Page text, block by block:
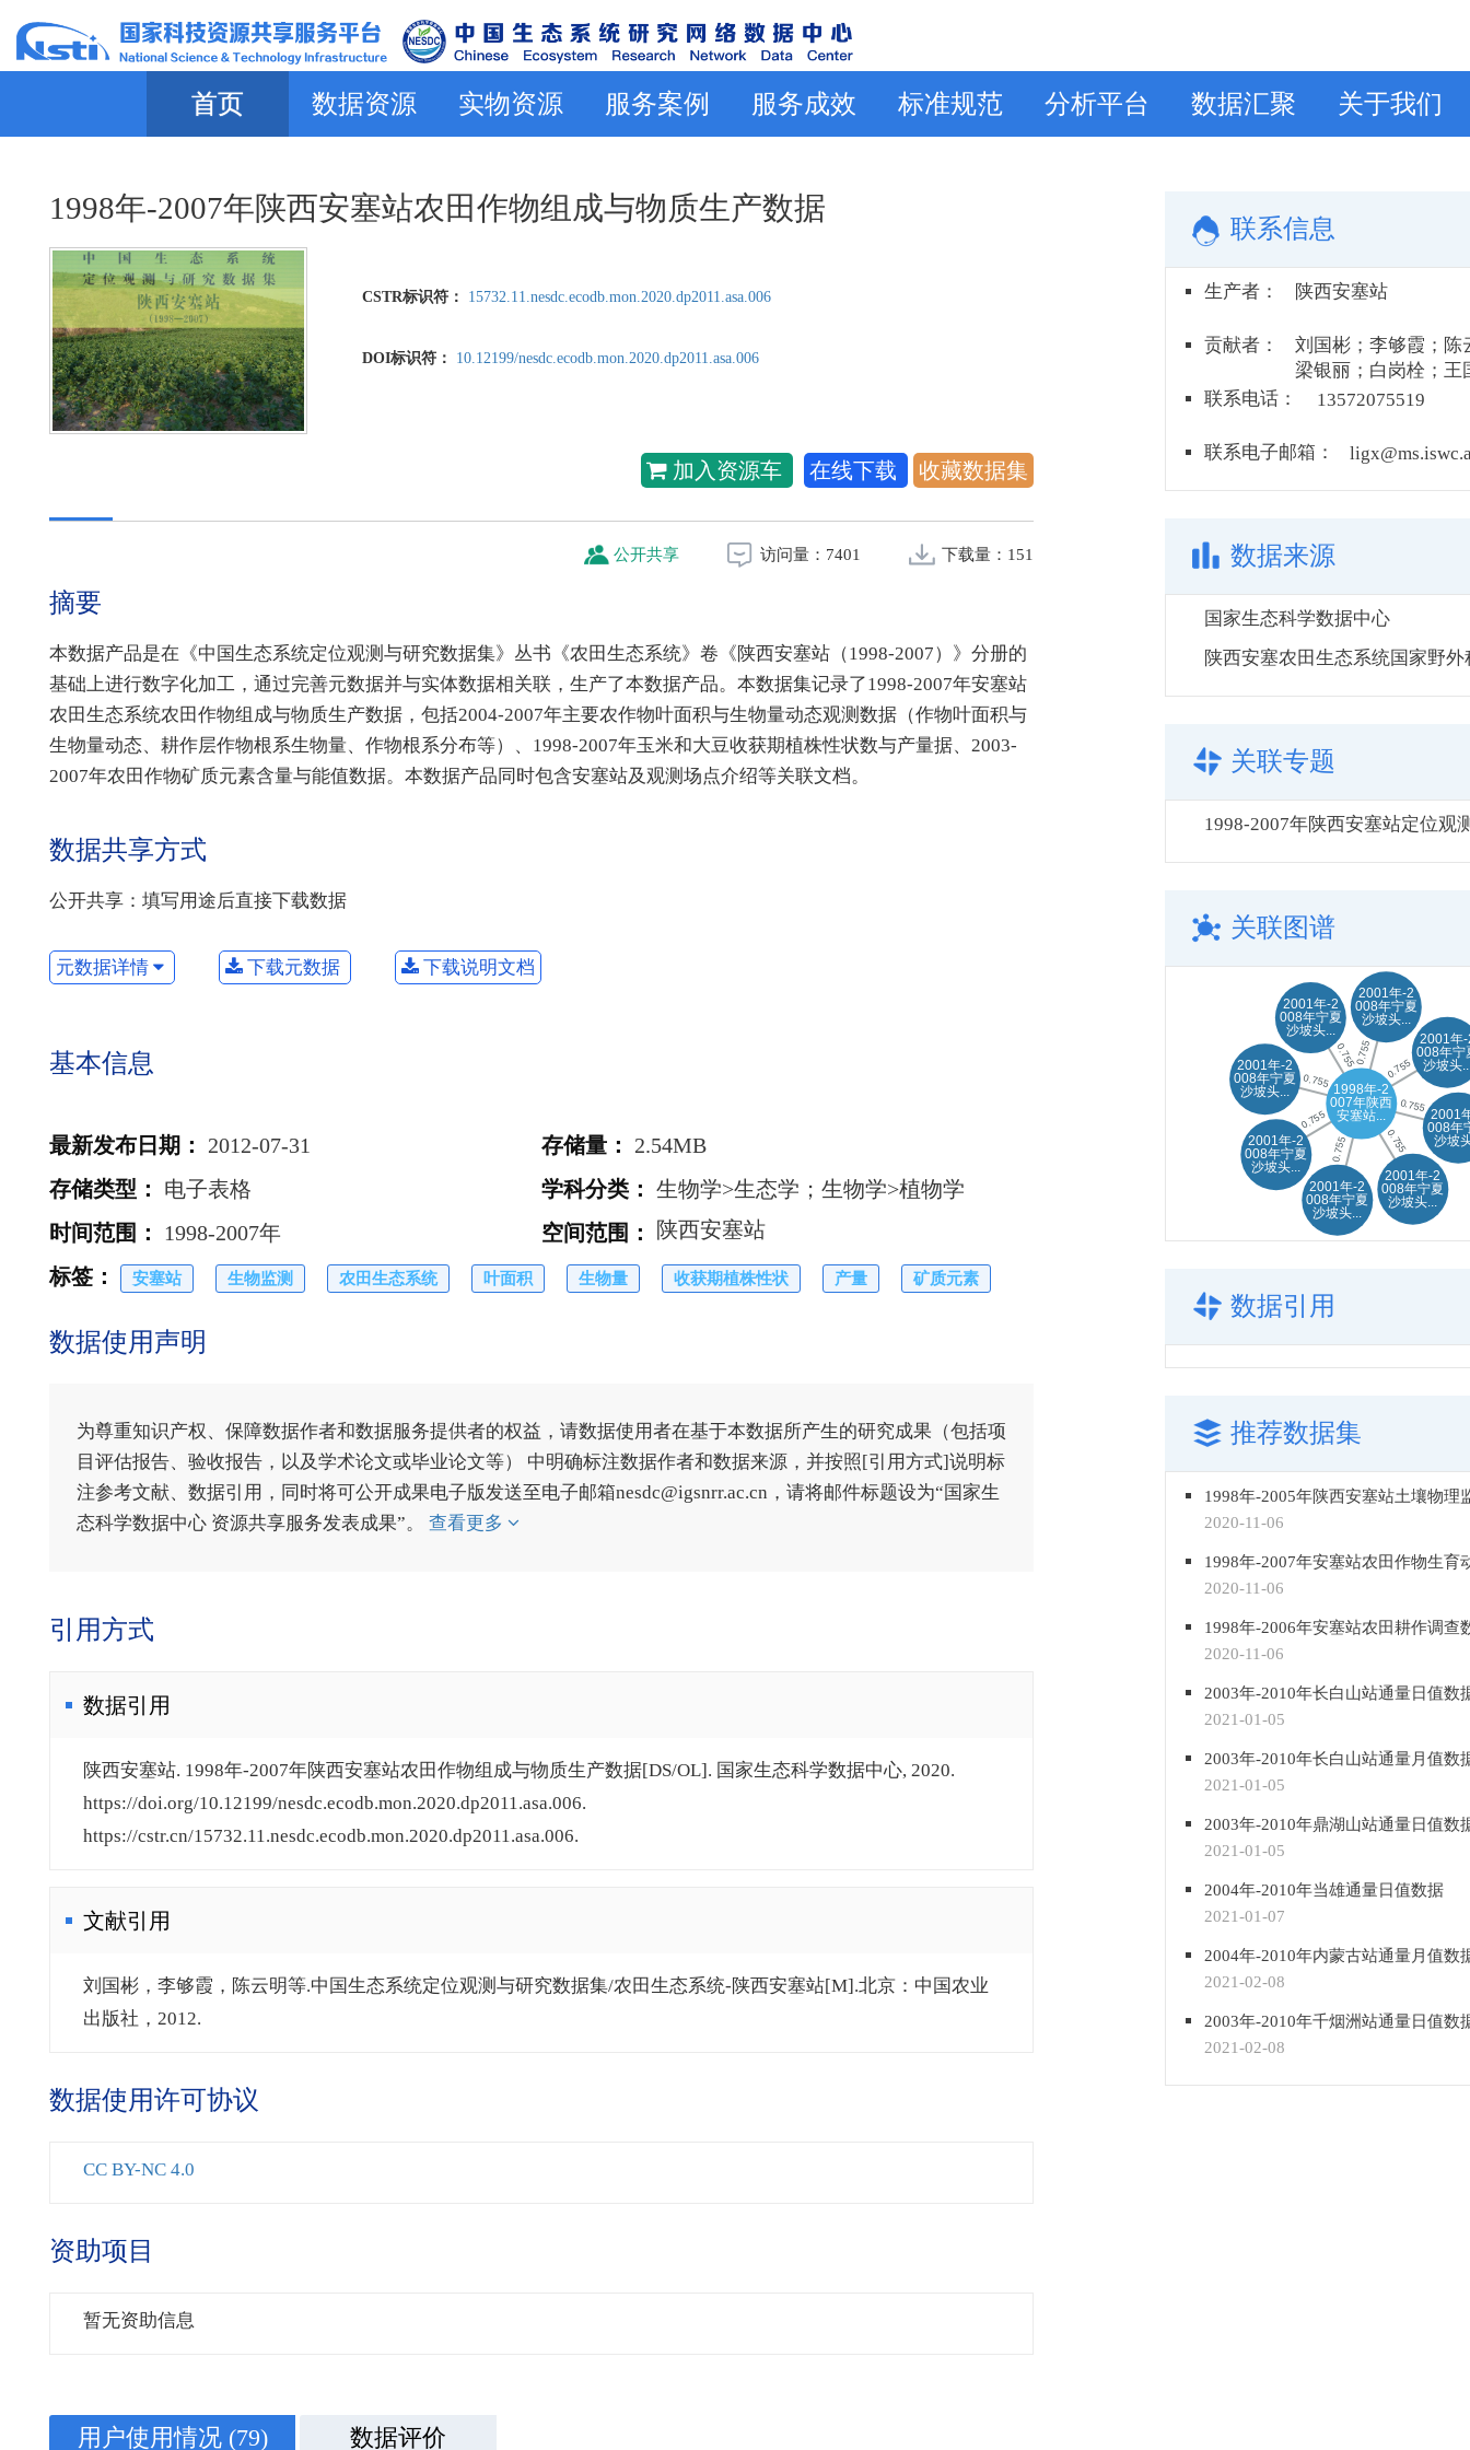
首页 数据资源 实物资源 服务案例 服务成效 标准规范 分析平台 数据汇聚 关于我们
1998年-2007年陕西安塞站农田作物组成与物质生产数据
CSTR标识符： 15732.11.nesdc.ecodb.mon.2020.dp2011.asa.006
DOI标识符： 10.12199/nesdc.ecodb.mon.2020.dp2011.asa.006
加入资源车 在线下载 收藏数据集
公开共享 访问量： 7401 下载量： 151
摘要
本数据产品是在《中国生态系统定位观测与研究数据集》丛书《农田生态系统》卷《陕西安塞站（1998-2007）》分册的
基础上进行数字化加工，通过完善元数据并与实体数据相关联，生产了本数据产品。本数据集记录了1998-2007年安塞站
农田生态系统农田作物组成与物质生产数据，包括2004-2007年主要农作物叶面积与生物量动态观测数据（作物叶面积与
生物量动态、耕作层作物根系生物量、作物根系分布等）、1998-2007年玉米和大豆收获期植株性状数与产量据、2003-
2007年农田作物矿质元素含量与能值数据。本数据产品同时包含安塞站及观测场点介绍等关联文档。
数据共享方式
公开共享：填写用途后直接下载数据
元数据详情 下载元数据 下载说明文档
基本信息
最新发布日期 ： 2012-07-31 存储量 ：
2.54MB
存储类型 ： 电子表格 学科分类 ： 生物学>生态学；生物学>植物学
时间范围 ： 1998-2007年 空间范围 ：
陕西安塞站
标签 ： 安塞站 生物监测 农田生态系统 叶面积 生物量 收获期植株性状 产量 矿质元素
数据使用声明
为尊重知识产权、保障数据作者和数据服务提供者的权益，请数据使用者在基于本数据所产生的研究成果（包括项
目评估报告、验收报告，以及学术论文或毕业论文等） 中明确标注数据作者和数据来源，并按照[引用方式]说明标
注参考文献、数据引用，同时将可公开成果电子版发送至电子邮箱nesdc@igsnrr.ac.cn，请将邮件标题设为“国家生
态科学数据中心 资源共享服务发表成果”。 查看更多
引用方式
数据引用
陕西安塞站. 1998年-2007年陕西安塞站农田作物组成与物质生产数据[DS/OL]. 国家生态科学数据中心, 2020.
https://doi.org/10.12199/nesdc.ecodb.mon.2020.dp2011.asa.006.
https://cstr.cn/15732.11.nesdc.ecodb.mon.2020.dp2011.asa.006.
文献引用
刘国彬，李够霞，陈云明等.中国生态系统定位观测与研究数据集/农田生态系统-陕西安塞站[M].北京：中国农业
出版社，2012.
数据使用许可协议
CC BY-NC 4.0
资助项目
暂无资助信息
用户使用情况 (79) 数据评价
联系信息
生产者 ： 陕西安塞站
贡献者 ：
刘国彬；李够霞；陈
梁银丽；白岗栓；王
王继军；许明祥；吴
联系电话 ： 13572075519
联系电子邮箱 ：
数据来源
国家生态科学数据中心
关联专题
1998-2007年陕西安塞站定位观
关联图谱
数据引用
推荐数据集
1998年-2005年陕西安塞站土壤物理
2020-11-06
1998年-2007年安塞站农田作物生育
2020-11-06
1998年-2006年安塞站农田耕作调查
2020-11-06
2003年-2010年长白山站通量日值数
2021-01-05
2003年-2010年长白山站通量月值数
2021-01-05
2003年-2010年鼎湖山站通量日值数
2021-01-05
2004年-2010年当雄通量日值数据
2021-01-07
2004年-2010年内蒙古站通量月值数
2021-02-08
2003年-2010年千烟洲站通量日值数
2021-02-08